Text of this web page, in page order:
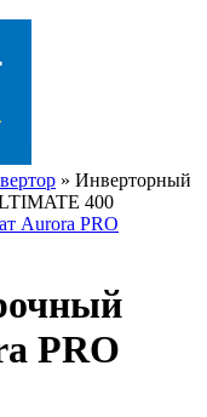
» Инверторный
400
PRO